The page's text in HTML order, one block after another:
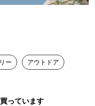
ー アウトドア
っています